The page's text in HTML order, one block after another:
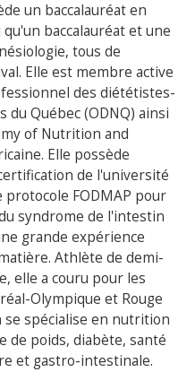
un baccalauréat en
baccalauréat et une
tous de
Elle est membre active
des diététistes-
Québec (ODNQ) ainsi
of Nutrition and
Elle possède
de l'université
protocole FODMAP pour
syndrome de l'intestin
grande expérience
Athlète de demi-
elle a couru pour les
Olympique et Rouge
se spécialise en nutrition
de poids, diabète, santé
et gastro-intestinale.